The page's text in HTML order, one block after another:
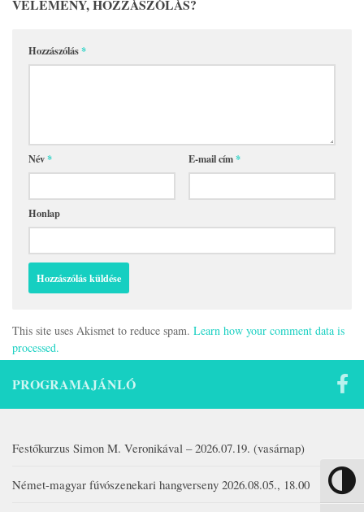
Nagy
VÉLEMÉNY, HOZZÁSZÓLÁS?
Hozzászólás*
Név* E-mail cím*
Honlap
This site uses Akismet to reduce spam. Learn how your comment data is
processed.
PROGRAMAJÁNLÓ
Festőkurzus Simon M. Veronikával – 2026.07.19. (vasárnap)
Német-magyar fúvószenekari hangverseny 2026.08.05., 18.00